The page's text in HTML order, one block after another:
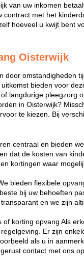
van uw inkomen
contract met het
hoeveel u kwijt bent
Oisterwijk
door omstandigheden
bieden voor
langdurige pleegzorg
in Oisterwijk?
te kiezen. Bij
centraal en bieden
dat de kosten van
kortingen waar
bieden flexibele
bij uw behoeften
en we zijn
of korting opvang Als
Er zijn
als u in
contact met ons